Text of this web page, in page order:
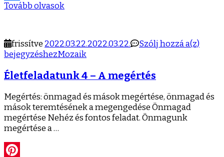
Ossza
Tovább olvasok
frissítve 2022.03.22.2022.03.22. Szólj hozzá a(z)
bejegyzéshezMozaik
Életfeladatunk 4 – A megértés
Megértés: önmagad és mások megértése, önmagad és
mások teremtésének a megengedése Önmagad
megértése Nehéz és fontos feladat. Önmagunk
megértése a …